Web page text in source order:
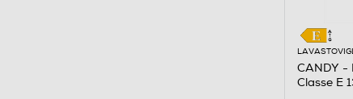
CANDY -
Classe E